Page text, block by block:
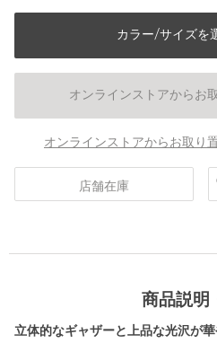
カラー/サイズを
オンラインストアからお
オンラインストアからお取り
店舗在庫
商品説明
立体的なギャザーと上品な光沢が